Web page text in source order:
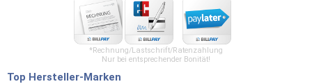
*Rechnung/Lastschrift/Ratenzahlung
Nur bei entsprechender Bonität!
Top Hersteller-Marken